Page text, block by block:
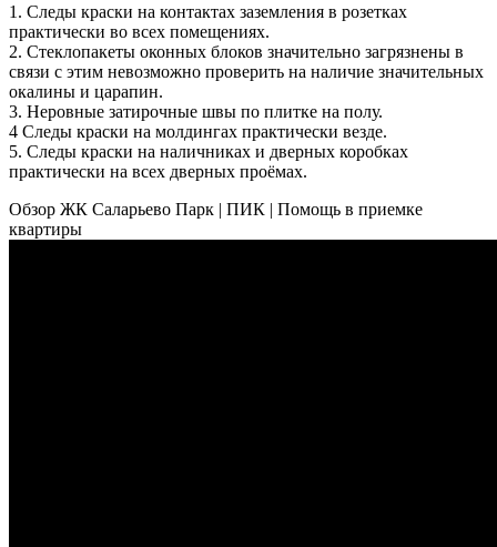
1. Следы краски на контактах заземления в розетках
практически во всех помещениях.
2. Стеклопакеты оконных блоков значительно загрязнены в
связи с этим невозможно проверить на наличие значительных
окалины и царапин.
3. Неровные затирочные швы по плитке на полу.
4 Следы краски на молдингах практически везде.
5. Следы краски на наличниках и дверных коробках
практически на всех дверных проёмах.
Обзор ЖК Саларьево Парк | ПИК | Помощь в приемке
квартиры